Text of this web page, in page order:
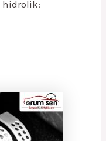
hidrolik: